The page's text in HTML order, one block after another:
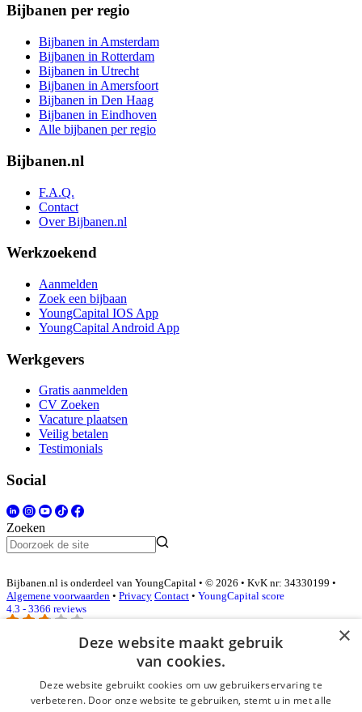
Bijbanen per regio
Bijbanen in Amsterdam
Bijbanen in Rotterdam
Bijbanen in Utrecht
Bijbanen in Amersfoort
Bijbanen in Den Haag
Bijbanen in Eindhoven
Alle bijbanen per regio
Bijbanen.nl
F.A.Q.
Contact
Over Bijbanen.nl
Werkzoekend
Aanmelden
Zoek een bijbaan
YoungCapital IOS App
YoungCapital Android App
Werkgevers
Gratis aanmelden
CV Zoeken
Vacature plaatsen
Veilig betalen
Testimonials
Social
Zoeken
Bijbanen.nl is onderdeel van YoungCapital • © 2026 • KvK nr: 34330199 •
Algemene voorwaarden • Privacy Contact • YoungCapital score
4.3 - 3366 reviews
E-mail*
×
Deze website maakt gebruik
van cookies.
Deze website gebruikt cookies om uw gebruikerservaring te
verbeteren. Door onze website te gebruiken, stemt u in met alle